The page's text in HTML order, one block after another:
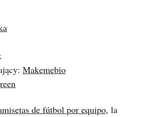
Makemebio
de fútbol por equipo, la